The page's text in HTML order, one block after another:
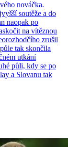
nováčka.
soutěže a do
naopak po
na vítěznou
zrušil
tak skončila
utkání
půli, kdy se po
a Slovanu tak